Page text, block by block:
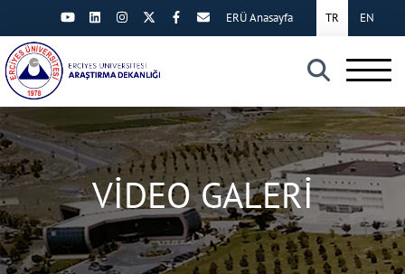
×
TR EN
ERÜ Anasayfa
VİDEO GALERİ